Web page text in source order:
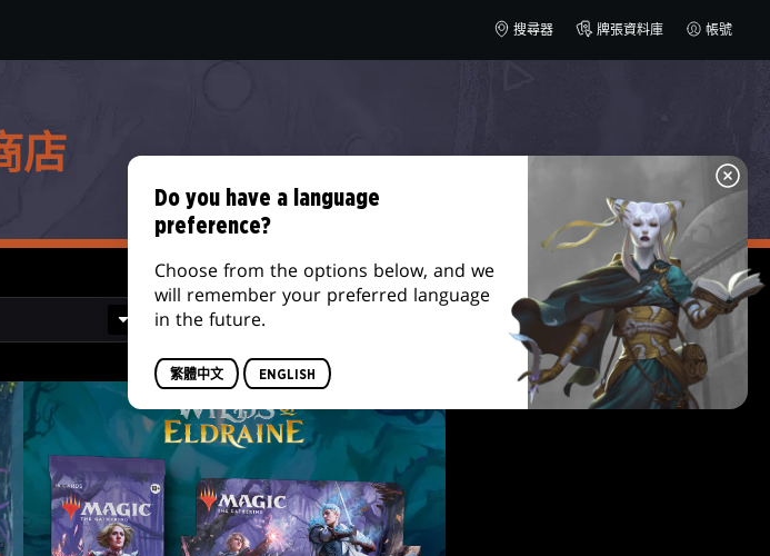
搜尋器 牌張資料庫 帳號
店
Do you have a language
preference?
Choose from the options below, and we
will remember your preferred language
in the future.
繁體中文 ENGLISH